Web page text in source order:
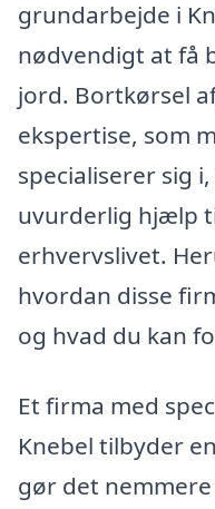
grundarbejde i
nødvendigt at få
jord. Bortkørsel
ekspertise, som
specialiserer sig
uvurderlig hjælp
erhvervslivet.
hvordan disse
og hvad du kan
Et firma med
Knebel tilbyder
gør det